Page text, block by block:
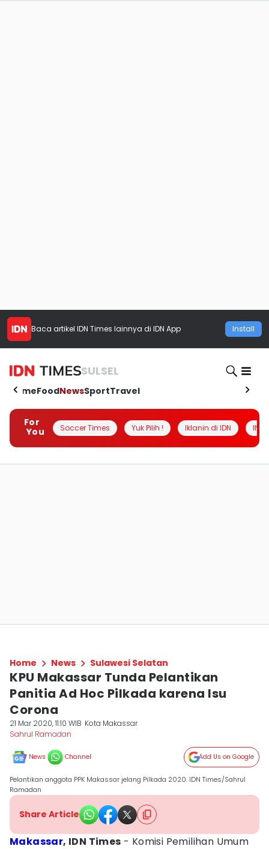
Baca artikel IDN Times lainnya di IDN App Install
SULSEL
HomeFoodNewsSportTravel
For
You
Soccer Times Yuk Pilih ! Iklanin di IDN
Home News Sulawesi Selatan
KPU Makassar Tunda Pelantikan
Panitia Ad Hoc Pilkada karena Isu
Corona
21 Mar 2020, 11:10 WIB Kota Makassar
Sahrul Ramadan
News Channel Add Us on Google
Pelantikan anggota PPK Makassar jelang Pilkada 2020. IDN Times/Sahrul
Ramadan
Share Article
Makassar, IDN Times - Komisi Pemilihan Umum